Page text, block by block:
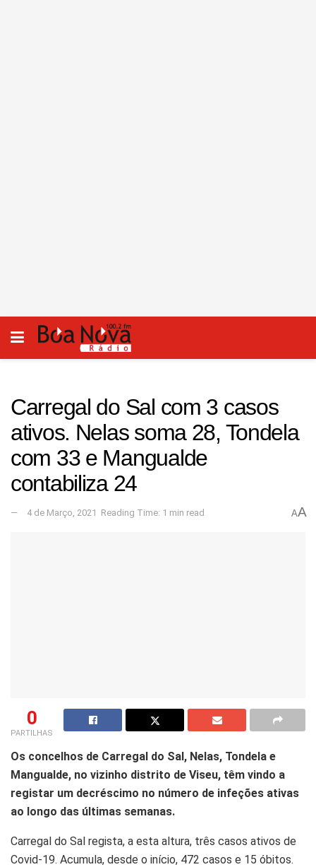
Carregal do Sal com 3 casos
ativos. Nelas soma 28, Tondela
com 33 e Mangualde
contabiliza 24
4 de Março, 2021 Reading Time: 1 min read AA
0
PARTILHAS
Os concelhos de Carregal do Sal, Nelas, Tondela e
Mangualde, no vizinho distrito de Viseu, têm vindo a
registar um decréscimo no número de infeções ativas
ao longo das últimas semanas.
Carregal do Sal regista, a esta altura, três casos ativos de
Covid-19. Acumula, desde o início, 472 casos e 15 óbitos.